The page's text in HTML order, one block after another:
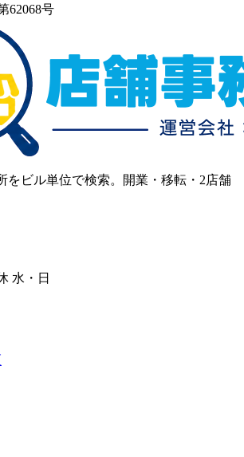
62068号
をビル単位で検索。開業・移転・2店舗
水・日